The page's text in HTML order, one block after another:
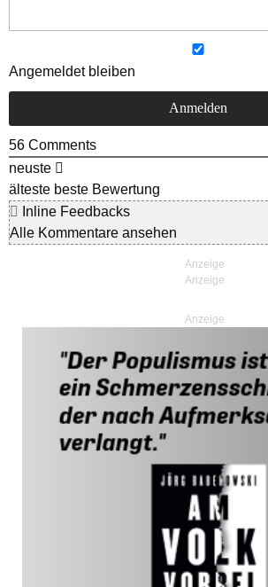
Angemeldet bleiben
56 Comments
neuste
älteste beste Bewertung
Inline Feedbacks
Alle Kommentare ansehen
Anzeige